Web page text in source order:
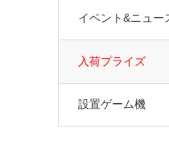
イベント&ニュー
入荷プライズ
設置ゲーム機